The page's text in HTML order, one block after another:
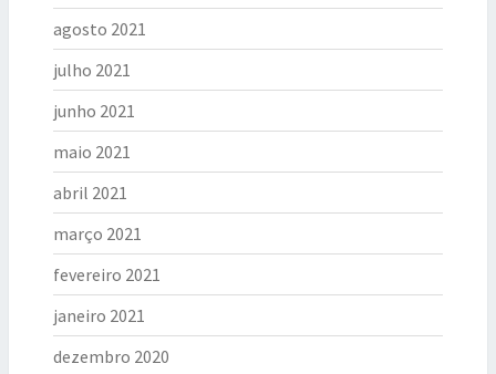
agosto 2021
julho 2021
junho 2021
maio 2021
abril 2021
março 2021
fevereiro 2021
janeiro 2021
dezembro 2020